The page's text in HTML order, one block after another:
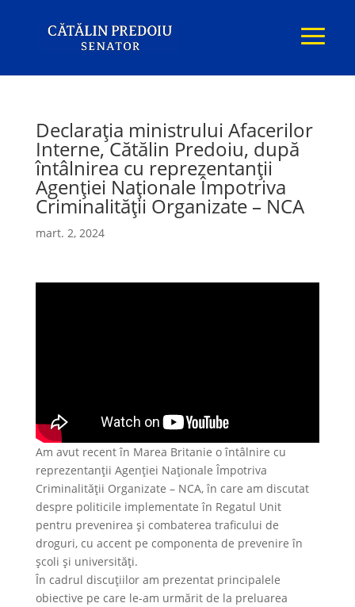
Declarația ministrului Afacerilor
Interne, Cătălin Predoiu, după
întâlnirea cu reprezentanții
Agenției Naționale Împotriva
Criminalității Organizate – NCA
mart. 2, 2024
Am avut recent în Marea Britanie o întâlnire cu
reprezentanții Agenției Naționale Împotriva
Criminalității Organizate – NCA, în care am discutat
despre politicile implementate în Regatul Unit
pentru prevenirea și combaterea traficului de
droguri, cu accent pe componenta de prevenire în
școli și universități.
În cadrul discuțiilor am prezentat principalele
obiective pe care le-am urmărit de la preluarea